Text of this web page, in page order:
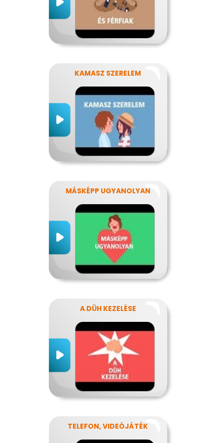
KAMASZ SZERELEM
MÁSKÉPP UGYANOLYAN
A DÜH KEZELÉSE
TELEFON, VIDEÓJÁTÉK